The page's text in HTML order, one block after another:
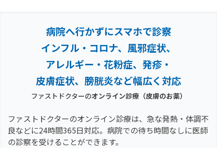
病院へ行かずにスマホで診察
インフル・コロナ、風邪症状、
アレルギー・花粉症、 発疹・
皮膚症状、膀胱炎など幅広く対応
ファストドクターのオンライン診療（皮膚のお薬）
ファストドクターのオンライン診療は、急な発熱・体調不
良などに24時間365日対応。 病院での待ち時間なしに医師
の診察を受けることができます。